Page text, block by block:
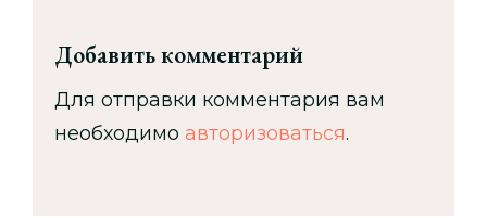
Добавить комментарий
Для отправки комментария вам
необходимо авторизоваться.